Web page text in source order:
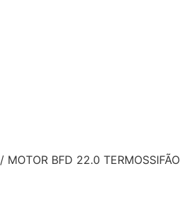
/ MOTOR BFD 22.0 TERMOSSIFÃO